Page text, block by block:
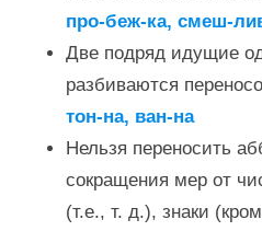
про-беж-ка, смеш-
Две подряд идущие
разбиваются
тон-на, ван-на
Нельзя переносить
сокращения мер от
(т.е., т. д.), знаки